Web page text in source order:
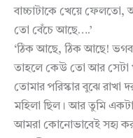
বাচ্চাটাকে খেয়ে ফেলতো,
তো বেঁচে আছে….’
‘ঠিক আছে, ঠিক আছে!
তাহলে কেউ তো আর সেটা
তোমার পরিস্কার বুঝে রাখা
মহিলা ছিল। আর তুমি একটা
আমরা কোনোভাবেই সহ্য